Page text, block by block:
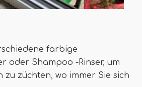
farbige
oder Shampoo -Rinser, um
zu züchten, wo immer Sie sich